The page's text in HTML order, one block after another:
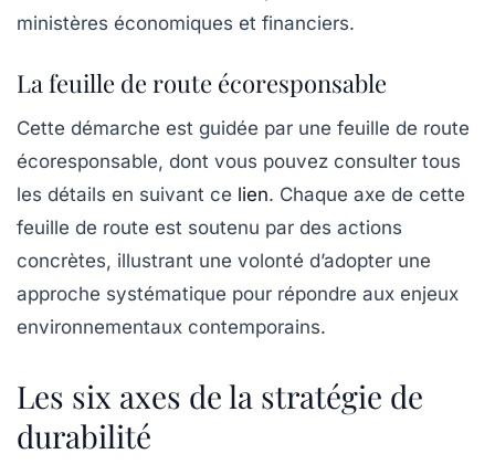
ministères économiques et financiers.
La feuille de route écoresponsable
Cette démarche est guidée par une feuille de route
écoresponsable, dont vous pouvez consulter tous
les détails en suivant ce lien. Chaque axe de cette
feuille de route est soutenu par des actions
concrètes, illustrant une volonté d’adopter une
approche systématique pour répondre aux enjeux
environnementaux contemporains.
Les six axes de la stratégie de
durabilité